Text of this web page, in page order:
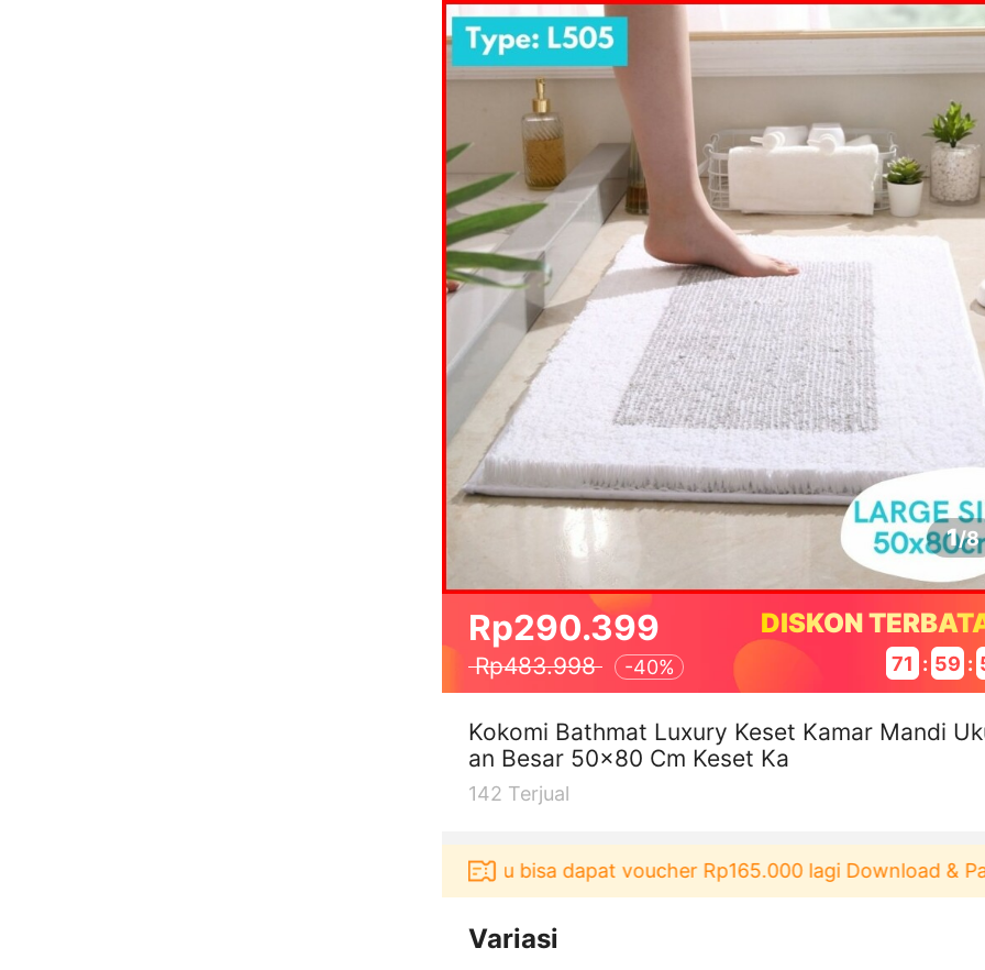
1/8
Rp290.399
Rp483.998 -40%
DISKON
71 : 59 :
Kokomi Bathmat Luxury Keset Kamar Mandi
an Besar 50x80 Cm Keset Ka
142 Terjual
Pengguna baru berbelanja di aplikasi Akulaku bisa dapat voucher Rp165.000 lagi Download & Pakai！
Variasi